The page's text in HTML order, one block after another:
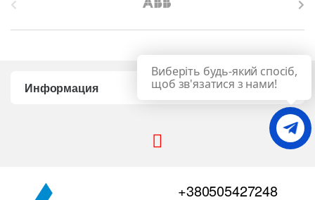
Информация
+380505427248
Виберіть будь-який спосіб,
щоб зв'язатися з нами!